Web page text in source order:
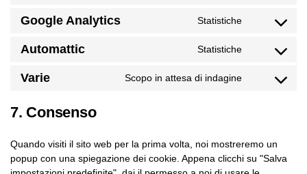
Google Analytics Statistiche
Automattic Statistiche
Varie Scopo in attesa di indagine
7. Consenso
Quando visiti il sito web per la prima volta, noi mostreremo un
popup con una spiegazione dei cookie. Appena clicchi su "Salva